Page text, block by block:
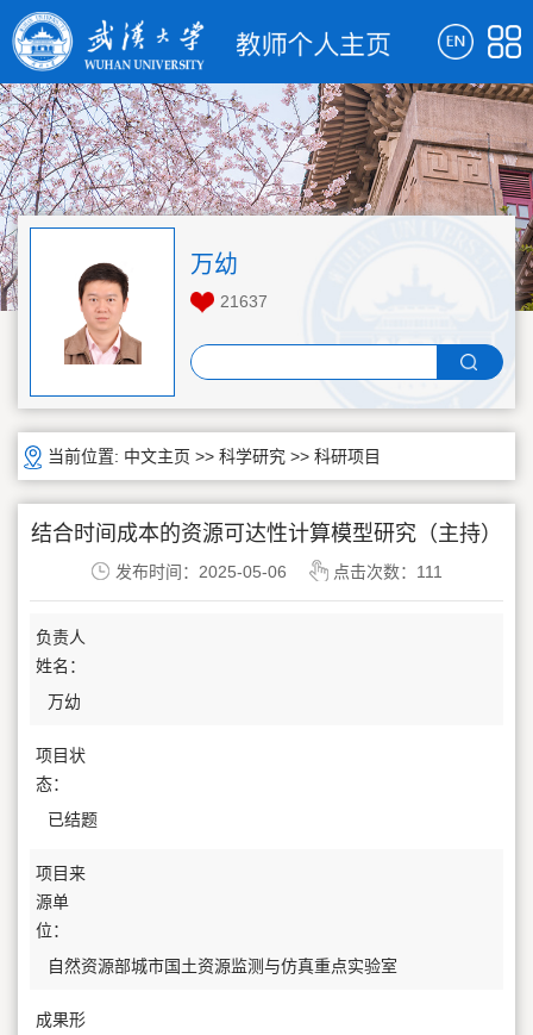
万幼
21637
当前位置: 中文主页 >> 科学研究 >> 科研项目
结合时间成本的资源可达性计算模型研究（主持）
发布时间：2025-05-06 点击次数： 111
负责人
姓名：
万幼
项目状
态：
已结题
项目来
源单
位：
自然资源部城市国土资源监测与仿真重点实验室
成果形